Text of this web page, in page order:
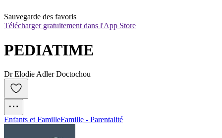
Sauvegarde des favoris
Télécharger gratuitement dans l'App Store
PEDIATIME
Dr Elodie Adler Doctochou
Enfants et FamilleFamille - Parentalité